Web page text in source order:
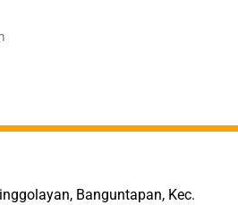
Banguntapan, Kec.